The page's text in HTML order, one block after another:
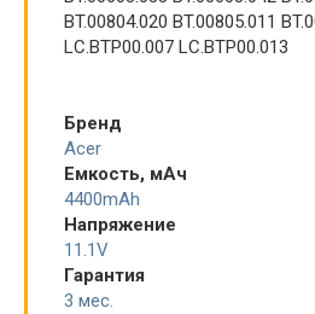
BT.00804.020 BT.00805.011
LC.BTP00.007 LC.BTP00.013
Бренд
Acer
Емкость, мАч
4400mAh
Напряжение
11.1V
Гарантия
3 мес.